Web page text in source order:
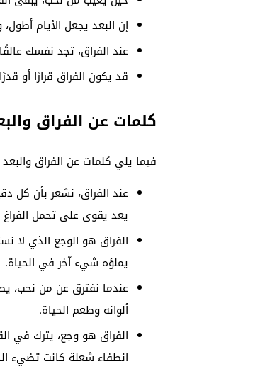
إن البعد يجعل الأيام
عند الفراق، تجد نفسك
قد يكون الفراق قرارًا أو
كلمات عن الفراق
فيما يلي كلمات عن الفراق والبعد
عند الفراق، نشعر بأن كل
يعد يقوى على تحمل الفراغ
الفراق هو الوجع الذي لا
يملؤه شيء آخر في الحياة.
عندما نفترق عن من نحب،
ألوانه وطعم الحياة.
الفراق هو وجع، يترك في
انطفاء شعلة كانت تضيء